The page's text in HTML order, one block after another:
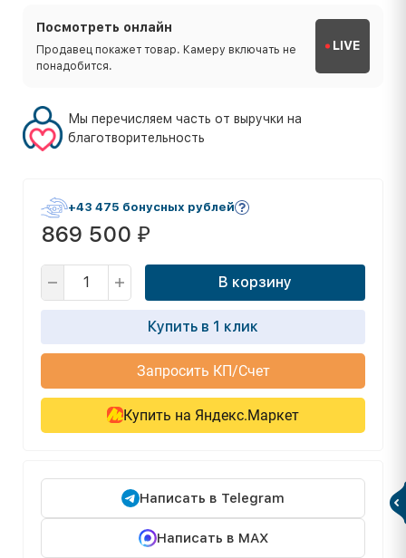
Посмотреть онлайн
Продавец покажет товар. Камеру включать не
понадобится.
LIVE
Мы перечисляем часть от выручки на
благотворительность
+43 475 бонусных рублей
869 500 ₽
В корзину
Купить в 1 клик
Запросить КП/Счет
Купить на Яндекс.Маркет
Написать в Telegram
Написать в MAX